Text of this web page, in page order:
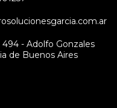
494 - Adolfo Gonzales
de Buenos Aires